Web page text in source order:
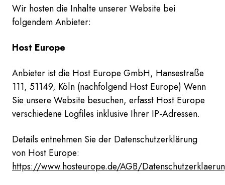
Wir hosten die Inhalte unserer Website bei
folgendem Anbieter:
Host Europe
Anbieter ist die Host Europe GmbH, Hansestraße
111, 51149, Köln (nachfolgend Host Europe) Wenn
Sie unsere Website besuchen, erfasst Host Europe
verschiedene Logfiles inklusive Ihrer IP-Adressen.
Details entnehmen Sie der Datenschutzerklärung
von Host Europe:
https://www.hosteurope.de/AGB/